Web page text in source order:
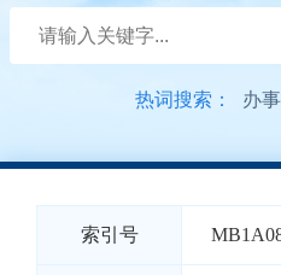
热词搜索： 办
索引号